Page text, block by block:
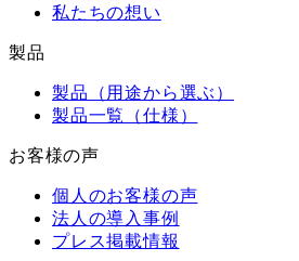
私たちの想い
製品
製品（用途から選ぶ）
製品一覧（仕様）
お客様の声
個人のお客様の声
法人の導入事例
プレス掲載情報